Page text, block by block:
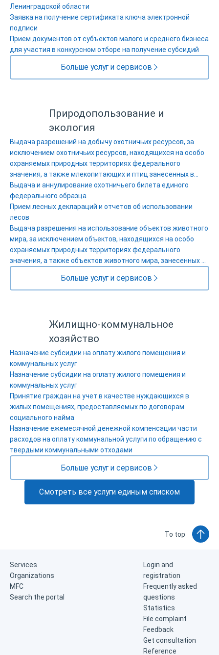
Ленинградской области
Заявка на получение сертификата ключа электронной
подписи
Прием документов от субъектов малого и среднего бизнеса
для участия в конкурсном отборе на получение субсидий
Больше услуг и сервисов
Природопользование и
экология
Выдача разрешений на добычу охотничьих ресурсов, за
исключением охотничьих ресурсов, находящихся на особо
охраняемых природных территориях федерального
значения, а также млекопитающих и птиц занесенных в
Красную книгу Российской Федерации
Выдача и аннулирование охотничьего билета единого
федерального образца
Прием лесных деклараций и отчетов об использовании
лесов
Выдача разрешения на использование объектов животного
мира, за исключением объектов, находящихся на особо
охраняемых природных территориях федерального
значения, а также объектов животного мира, занесенных в
Больше услуг и сервисов
Жилищно-коммунальное
хозяйство
Назначение субсидии на оплату жилого помещения и
коммунальных услуг
Назначение субсидии на оплату жилого помещения и
коммунальных услуг
Принятие граждан на учет в качестве нуждающихся в
жилых помещениях, предоставляемых по договорам
социального найма
Назначение ежемесячной денежной компенсации части
расходов на оплату коммунальной услуги по обращению с
твердыми коммунальными отходами
Больше услуг и сервисов
Смотреть все услуги единым списком
To top
Services
Organizations
MFC
Search the portal
Login and
registration
Frequently asked
questions
Statistics
File complaint
Feedback
Get consultation
Reference